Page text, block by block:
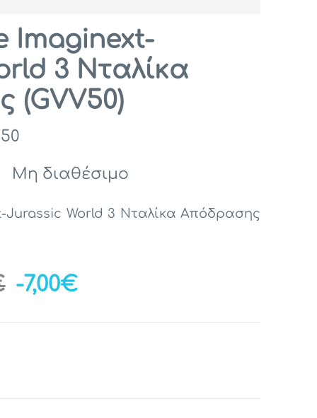
Imaginext-
3 Νταλίκα
(GVV50)
Μη διαθέσιμο
Jurassic World 3 Νταλίκα Απόδρασης
-7,00€